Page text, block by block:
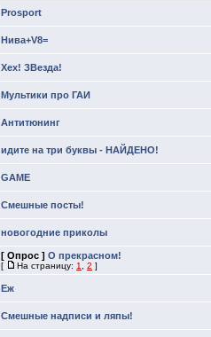
Prosport
Нива+V8=
Хех! ЗВезда!
Мультики про ГАИ
Антитюнинг
идите на три буквы - НАЙДЕНО!
GAME
Смешные посты!
новогодние приколы
[ Опрос ] О прекрасном!
[ На страницу: 1 2 ]
Еж
Смешные надписи и ляпы!